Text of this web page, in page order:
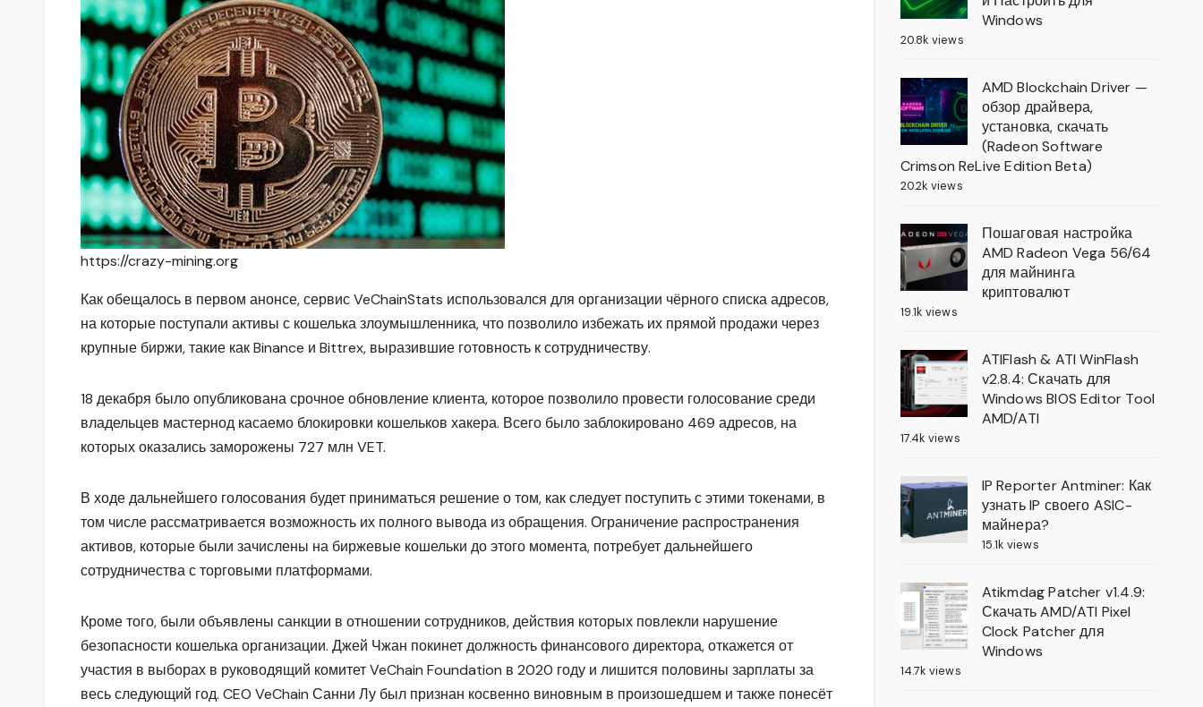
https://crazy-mining.org
Как обещалось в первом анонсе, сервис VeChainStats использовался для организации чёрного списка адресов,
на которые поступали активы с кошелька злоумышленника, что позволило избежать их прямой продажи через
крупные биржи, такие как Binance и Bittrex, выразившие готовность к сотрудничеству.
18 декабря было опубликована срочное обновление клиента, которое позволило провести голосование среди
владельцев мастернод касаемо блокировки кошельков хакера. Всего было заблокировано 469 адресов, на
которых оказались заморожены 727 млн VET.
В ходе дальнейшего голосования будет приниматься решение о том, как следует поступить с этими токенами, в
том числе рассматривается возможность их полного вывода из обращения. Ограничение распространения
активов, которые были зачислены на биржевые кошельки до этого момента, потребует дальнейшего
сотрудничества с торговыми платформами.
Кроме того, были объявлены санкции в отношении сотрудников, действия которых повлекли нарушение
безопасности кошелька организации. Джей Чжан покинет должность финансового директора, откажется от
участия в выборах в руководящий комитет VeChain Foundation в 2020 году и лишится половины зарплаты за
весь следующий год. CEO VeChain Санни Лу был признан косвенно виновным в произошедшем и также понесёт
Windows
20.8k views
AMD Blockchain Driver —
обзор драйвера,
установка, скачать
(Radeon Software
Crimson ReLive Edition Beta)
20.2k views
Пошаговая настройка
AMD Radeon Vega 56/64
для майнинга
криптовалют
19.1k views
ATIFlash & ATI WinFlash
v2.8.4: Скачать для
Windows BIOS Editor Tool
AMD/ATI
17.4k views
IP Reporter Antminer: Как
узнать IP своего ASIC-
майнера?
15.1k views
Atikmdag Patcher v1.4.9:
Скачать AMD/ATI Pixel
Clock Patcher для
Windows
14.7k views